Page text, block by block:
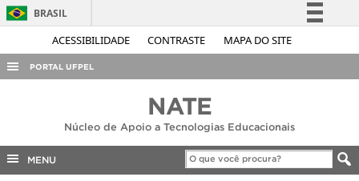
ACESSIBILIDADE CONTRASTE MAPA DO SITE
BRASIL
Simplifique!
Acesso à informação
Legislação
Canais
PORTAL UFPEL
AUDITORIA
COBALTO
CONCURSOS
NATE
Núcleo de Apoio a Tecnologias Educacionais
MENU